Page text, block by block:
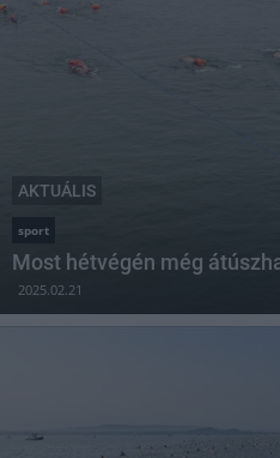
AKTUÁLIS
sport
Most hétvégén még
2025.02.21